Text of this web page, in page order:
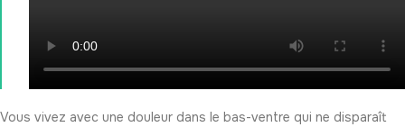
Vous vivez avec une douleur dans le bas-ventre qui ne disparaît